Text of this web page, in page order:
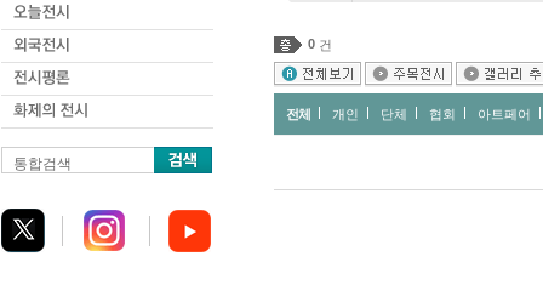
통합검색
0 건
전체 개인 단체 협회 아트페어